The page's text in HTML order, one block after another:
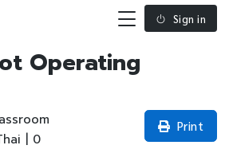
Sign in
Operating
| 0
Print